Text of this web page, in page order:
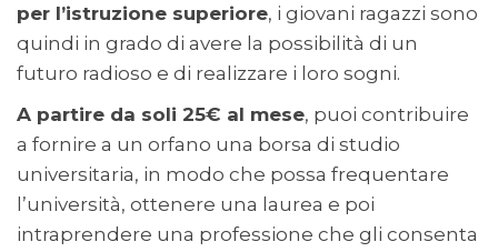
per l’istruzione superiore, i giovani ragazzi sono
quindi in grado di avere la possibilità di un
futuro radioso e di realizzare i loro sogni.
A partire da soli 25€ al mese, puoi contribuire
a fornire a un orfano una borsa di studio
universitaria, in modo che possa frequentare
l’università, ottenere una laurea e poi
intraprendere una professione che gli consenta